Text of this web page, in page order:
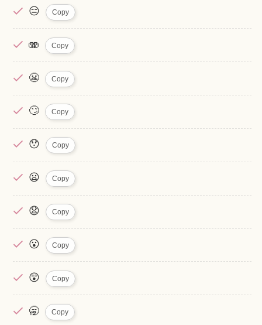
😑 Copy
🫨 Copy
😬 Copy
🙄 Copy
😯 Copy
😦 Copy
😧 Copy
😮 Copy
😲 Copy
🥱 Copy